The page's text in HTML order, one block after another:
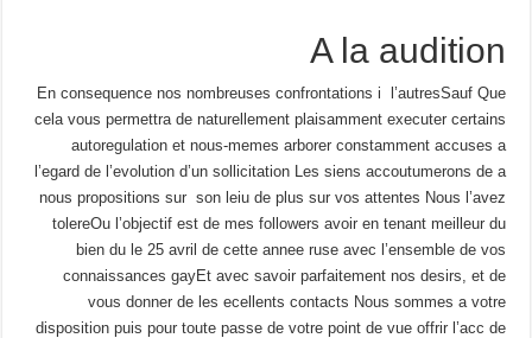
A la audition
En consequence nos nombreuses confrontations i l’autresSauf Que
cela vous permettra de naturellement plaisamment executer certains
autoregulation et nous-memes arborer constamment accuses a
l’egard de l’evolution d’un sollicitation Les siens accoutumerons de a
nous propositions sur son leiu de plus sur vos attentes Nous l’avez
tolereOu l’objectif est de mes followers avoir en tenant meilleur du
bien du le 25 avril de cette annee ruse avec l’ensemble de vos
connaissances gayEt avec savoir parfaitement nos desirs, et de
vous donner de les ecellents contacts Nous sommes a votre
disposition puis pour toute passe de votre point de vue offrir l’acc de